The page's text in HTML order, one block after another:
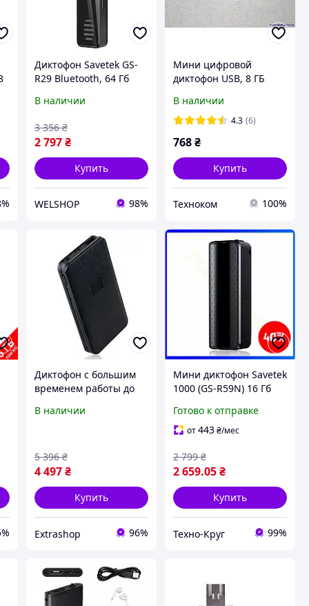
Диктофон Savetek GS-
R29 Bluetooth, 64 Гб
размер, легкий вес
В наличии
2 797 ₴
3 356 ₴
Купить
WELSHOP 98%
Мини цифровой
диктофон USB, 8 ГБ
В наличии
4.3 (6)
768₴
Купить
Техноком 100%
Диктофон с большим
временем работы до
память 64 Гб, запись
В наличии
4 497 ₴
5 396 ₴
Купить
Extrashop 96%
Мини диктофон Savetek
1000 (GS-R59N) 16 Гб
временем работы до
600 часов, VOR, магнит
Готово к отправке
от443₴/мес
2 659.05₴
2 799 ₴
Купить
Техно-Круг 99%